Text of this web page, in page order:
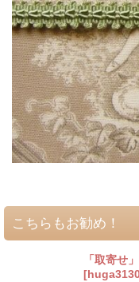
こちらもお勧め！
「取寄せ
[